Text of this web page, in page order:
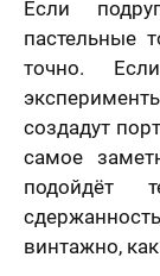
Если
пастельные
точно.
создадут
самое
подойдёт
винтажно,
Ваш номер
Нажимая
На
В
недель
В течение
месяца
кнопку
и
свои
я
с
Имя*
Ваш номер